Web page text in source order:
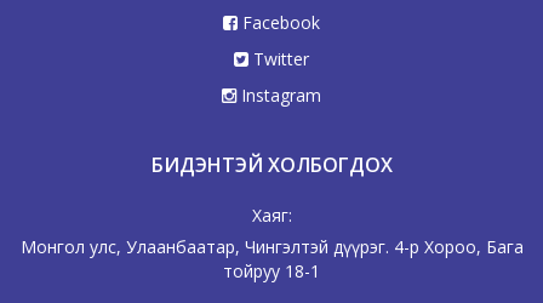
Facebook
Twitter
Instagram
БИДЭНТЭЙ ХОЛБОГДОХ
Хаяг:
Монгол улс, Улаанбаатар, Чингэлтэй дүүрэг. 4-р Хороо, Бага
тойруу 18-1